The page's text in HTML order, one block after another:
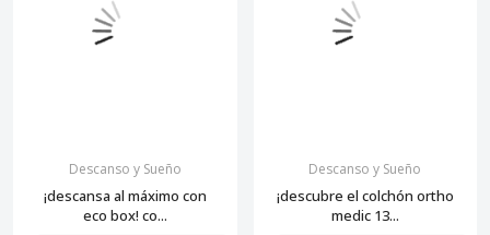
Descanso y Sueño
¡descansa al máximo con
eco box! co...
Descanso y Sueño
¡descubre el colchón ortho
medic 13...